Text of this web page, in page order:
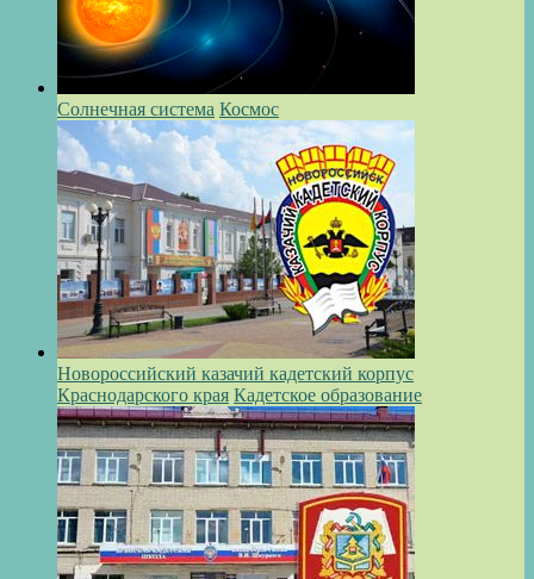
Солнечная система Космос
Новороссийский казачий кадетский корпус
Краснодарского края Кадетское образование